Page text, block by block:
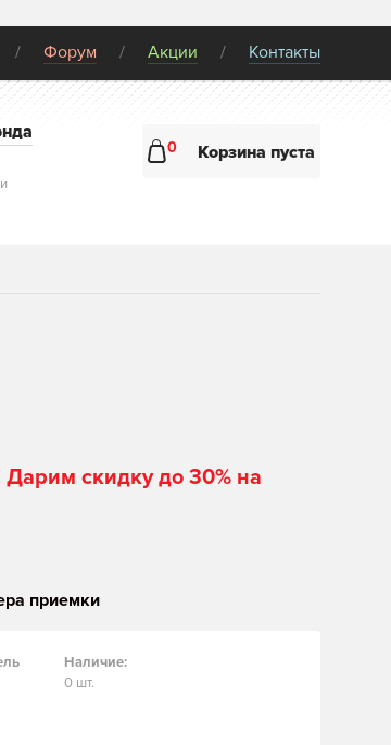
Форум Акции Контакты
0 Корзина пуста
скидку до 30% на
приемки
Наличие:
0 шт.